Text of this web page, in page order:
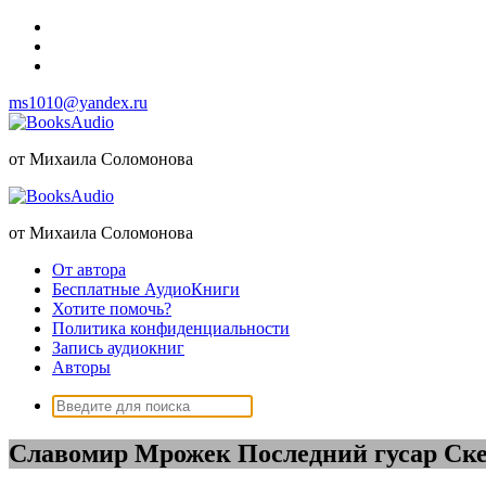
Перейти
содержимому
ms1010@yandex.ru
от Михаила Соломонова
от Михаила Соломонова
От автора
Бесплатные АудиоКниги
Хотите помочь?
Политика конфиденциальности
Запись аудиокниг
Авторы
Поиск:
Славомир Мрожек Последний гусар